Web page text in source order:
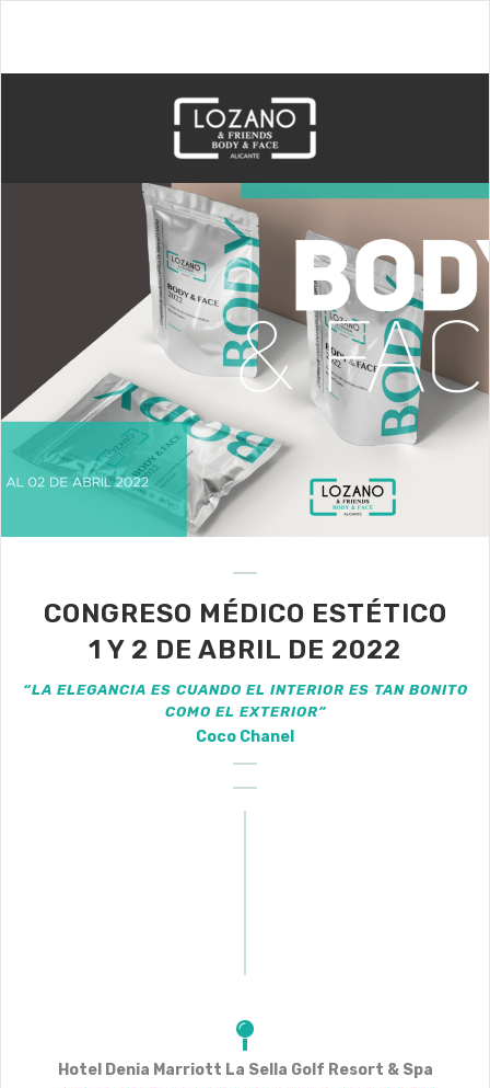
CONGRESO MÉDICO ESTÉTICO
1 Y 2 DE ABRIL DE 2022
“LA ELEGANCIA ES CUANDO EL INTERIOR ES TAN BONITO
COMO EL EXTERIOR”
Coco Chanel
Hotel Denia Marriott La Sella Golf Resort & Spa